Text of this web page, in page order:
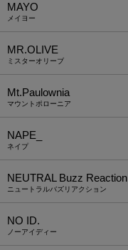
MAYO
メイヨー
MR.OLIVE
ミスターオリーブ
Mt.Paulownia
マウントポローニア
NAPE_
ネイプ
NEUTRAL Buzz Reaction
ニュートラルバズリアクション
NO ID.
ノーアイディー